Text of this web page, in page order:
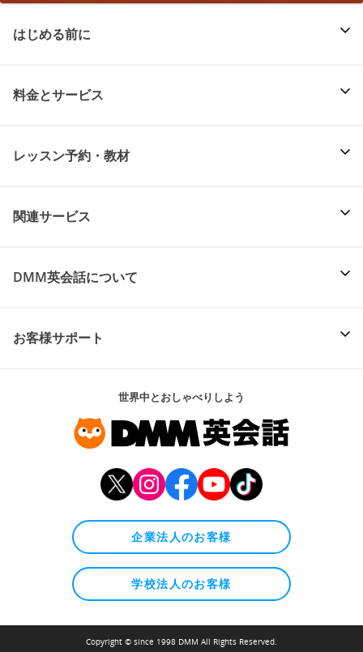
はじめる前に
料金とサービス
レッスン予約・教材
関連サービス
DMM英会話について
お客様サポート
世界中とおしゃべりしよう
企業法人のお客様
学校法人のお客様
Copyright © since 1998 DMM All Rights Reserved.